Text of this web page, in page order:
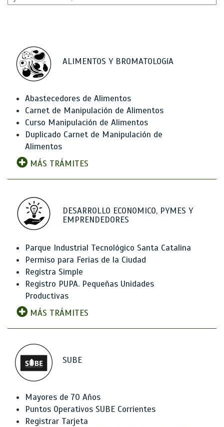
ALIMENTOS Y BROMATOLOGíA
Abastecedores de Alimentos
Carnet de Manipulación de Alimentos
Curso Manipulación de Alimentos
Duplicado Carnet de Manipulación de
Alimentos
MÁS TRÁMITES
DESARROLLO ECONOMICO, PYMES Y
EMPRENDEDORES
Parque Industrial Tecnológico Santa Catalina
Permiso para Ferias de la Ciudad
Registra Simple
Registro PUPA. Pequeñas Unidades
Productivas
MÁS TRÁMITES
SUBE
Mayores de 70 Años
Puntos Operativos SUBE Corrientes
Registrar Tarjeta